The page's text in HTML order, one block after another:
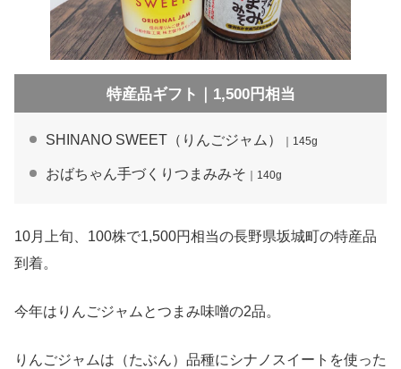
特産品ギフト｜1,500円相当
SHINANO SWEET（りんごジャム） ｜145g
おばちゃん手づくりつまみみそ ｜140g
10月上旬、100株で1,500円相当の長野県坂城町の特産品
到着。
今年はりんごジャムとつまみ味噌の2品。
りんごジャムは（たぶん）品種にシナノスイートを使った